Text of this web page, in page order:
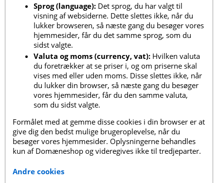
Sprog (language): Det sprog, du har valgt til
visning af websiderne. Dette slettes ikke, når du
lukker browseren, så næste gang du besøger vores
hjemmesider, får du det samme sprog, som du
sidst valgte.
Valuta og moms (currency, vat): Hvilken valuta
du foretrækker at se priser i, og om priserne skal
vises med eller uden moms. Disse slettes ikke, når
du lukker din browser, så næste gang du besøger
vores hjemmesider, får du den samme valuta,
som du sidst valgte.
Formålet med at gemme disse cookies i din browser er at
give dig den bedst mulige brugeroplevelse, når du
besøger vores hjemmesider. Oplysningerne behandles
kun af Domæneshop og videregives ikke til tredjeparter.
Andre cookies